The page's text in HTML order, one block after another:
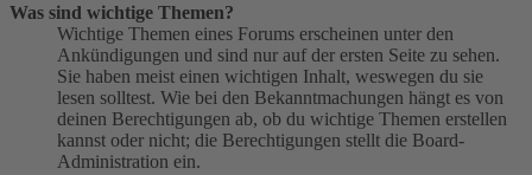
Was sind wichtige Themen?
Wichtige Themen eines Forums erscheinen unter den
Ankündigungen und sind nur auf der ersten Seite zu sehen.
Sie haben meist einen wichtigen Inhalt, weswegen du sie
lesen solltest. Wie bei den Bekanntmachungen hängt es von
deinen Berechtigungen ab, ob du wichtige Themen erstellen
kannst oder nicht; die Berechtigungen stellt die Board-
Administration ein.